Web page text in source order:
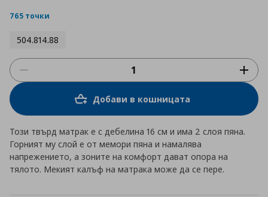
765 точки
504.814.88
Добави в кошницата
Този твърд матрак е с дебелина 16 см и има 2 слоя пяна.
Горният му слой е от мемори пяна и намалява
напрежението, а зоните на комфорт дават опора на
тялото. Мекият калъф на матрака може да се пере.